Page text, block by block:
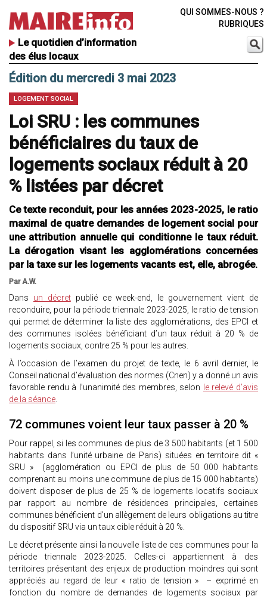
Le quotidien d’information
des élus locaux
QUI SOMMES-NOUS ?
RUBRIQUES
Édition du mercredi 3 mai 2023
LOGEMENT SOCIAL
Loi SRU : les communes
bénéficiaires du taux de
logements sociaux réduit à 20
% listées par décret
Ce texte reconduit, pour les années 2023-2025, le ratio
maximal de quatre demandes de logement social pour
une attribution annuelle qui conditionne le taux réduit.
La dérogation visant les agglomérations concernées
par la taxe sur les logements vacants est, elle, abrogée.
Par A.W.
Dans un décretpublié ce week-end, le gouvernement vient de
reconduire, pour la période triennale 2023-2025, le ratio de tension
qui permet de déterminer la liste des agglomérations, des EPCI et
des communes isolées bénéficiant d’un taux réduit à 20 % de
logements sociaux, contre 25 % pour les autres.
À l’occasion de l’examen du projet de texte, le 6 avril dernier, le
Conseil national d’évaluation des normes (Cnen) y a donné un avis
favorable rendu à l’unanimité des membres, selon
le relevé d’avis
de la séance.
72 communes voient leur taux passer à 20 %
Pour rappel, si les communes de plus de 3 500 habitants (et 1 500
habitants dans l’unité urbaine de Paris) situées en territoire dit «
SRU » (agglomération ou EPCI de plus de 50 000 habitants
comprenant au moins une commune de plus de 15 000 habitants)
doivent disposer de plus de 25 % de logements locatifs sociaux
par rapport au nombre de résidences principales, certaines
communes bénéficient d’un allègement de leurs obligations au titre
du dispositif SRU via un taux cible réduit à 20 %.
Le décret présente ainsi la nouvelle liste de ces communes pour la
période triennale 2023-2025. Celles-ci appartiennent à des
territoires présentant des enjeux de production moindres qui sont
appréciés au regard de leur « ratio de tension » – exprimé en
fonction du nombre de demandes de logements sociaux par